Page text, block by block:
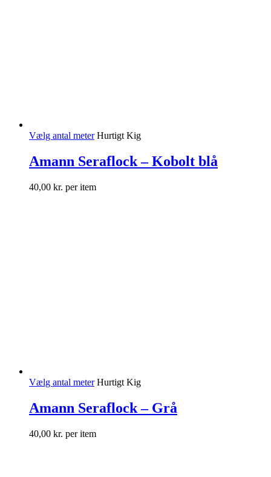
Vælg antal meter Hurtigt Kig
Amann Seraflock – Kobolt blå
40,00 kr. per item
Vælg antal meter Hurtigt Kig
Amann Seraflock – Grå
40,00 kr. per item